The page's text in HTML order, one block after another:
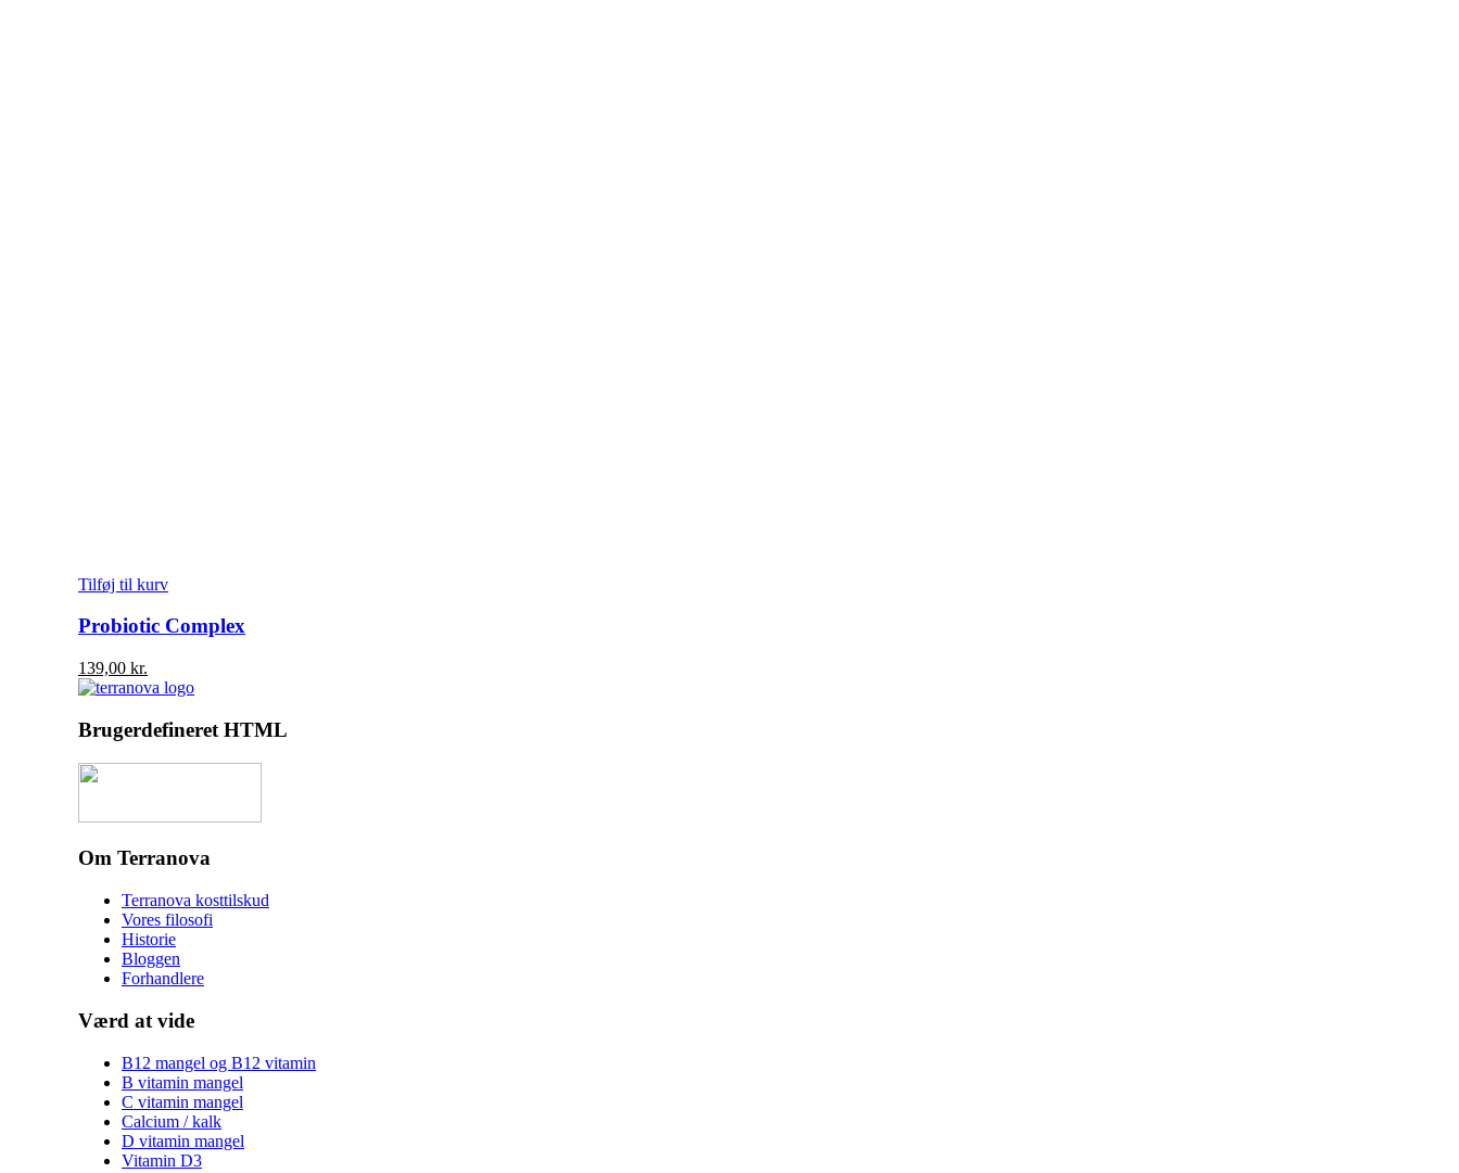
Tilføj til kurv
Probiotic Complex
139,00 kr.
Brugerdefineret HTML
Om Terranova
Terranova kosttilskud
Vores filosofi
Historie
Bloggen
Forhandlere
Værd at vide
B12 mangel og B12 vitamin
B vitamin mangel
C vitamin mangel
Calcium / kalk
D vitamin mangel
Vitamin D3